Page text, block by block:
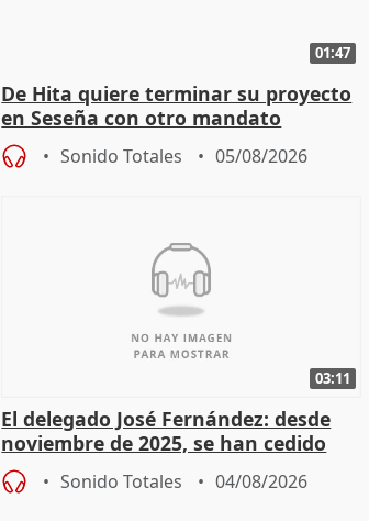
01:47
De Hita quiere terminar su proyecto
en Seseña con otro mandato
Sonido Totales 05/08/2026
03:11
El delegado José Fernández: desde
noviembre de 2025, se han cedido
9.810 ayudas por nacimiento
Sonido Totales 04/08/2026